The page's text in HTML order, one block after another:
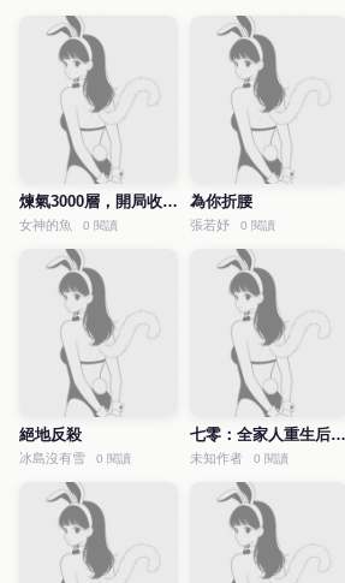
煉氣3000層，開局收女帝為徒
女神的魚 0 閱讀
為你折腰
張若妤 0 閱讀
絕地反殺
冰島沒有雪 0 閱讀
七零：全家人重生后就寵我
未知作者 0 閱讀